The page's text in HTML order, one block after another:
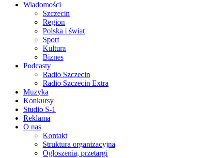
Wiadomości
Szczecin
Region
Polska i świat
Sport
Kultura
Biznes
Podcasty
Radio Szczecin
Radio Szczecin Extra
Muzyka
Konkursy
Studio S-1
Reklama
O nas
Kontakt
Struktura organizacyjna
Ogłoszenia, przetargi